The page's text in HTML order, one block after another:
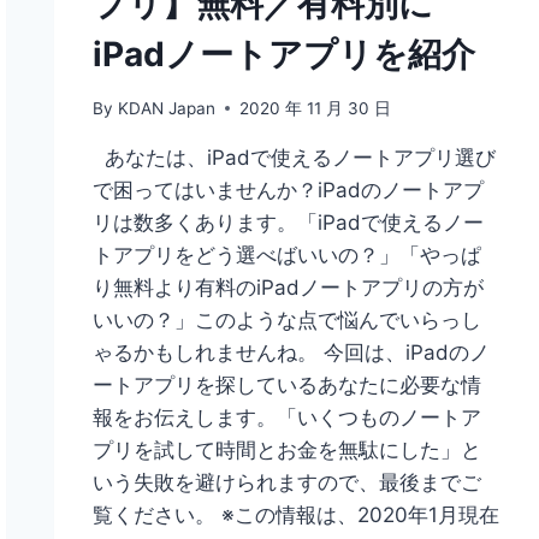
る
ノ
ト
プ
リ
iPadノートアプリを紹介
By KDAN Japan 2020 年 11 月 30 日
あなたは、iPadで使えるノートアプリ選び
で困ってはいませんか？iPadのノートアプ
リは数多くあります。「iPadで使えるノー
トアプリをどう選べばいいの？」「やっぱ
り無料より有料のiPadノートアプリの方が
いいの？」このような点で悩んでいらっし
ゃるかもしれませんね。 今回は、iPadのノ
ートアプリを探しているあなたに必要な情
報をお伝えします。「いくつものノートア
プリを試して時間とお金を無駄にした」と
いう失敗を避けられますので、最後までご
覧ください。 ※この情報は、2020年1月現在